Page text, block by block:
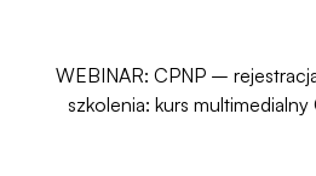
WEBINAR: CPNP –
szkolenia: kurs multimedialny